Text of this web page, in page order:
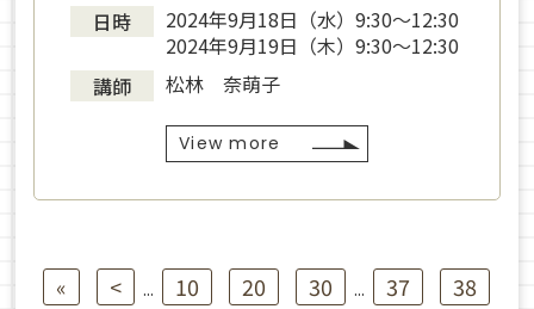
日時
2024年9月18日（水）9:30〜12:30
2024年9月19日（木）9:30〜12:30
講師
松林 奈萌子
View more
« < ... 10 20 30 ... 37
38